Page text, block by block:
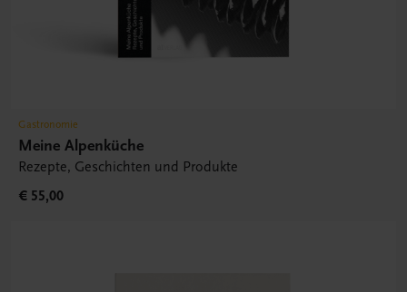
Gastronomie
Meine Alpenküche
Rezepte, Geschichten und Produkte
€ 55,00